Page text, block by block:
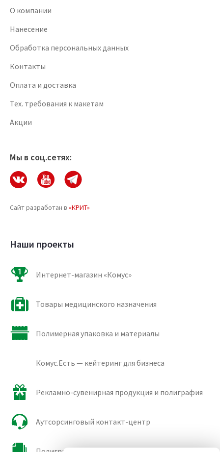
О компании
Нанесение
Обработка персональных данных
Контакты
Оплата и доставка
Тех. требования к макетам
Акции
Мы в соц.сетях:
Сайт разработан в «КРИТ»
Наши проекты
Интернет-магазин «Комус»
Товары медицинского назначения
Полимерная упаковка и материалы
Комус.Есть — кейтеринг для бизнеса
Рекламно-сувенирная продукция и полиграфия
Аутсорсинговый контакт-центр